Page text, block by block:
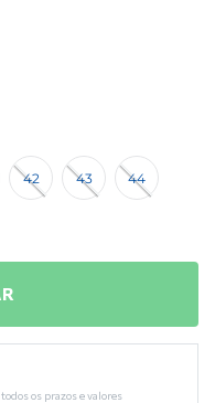
42 43 44
os prazos e valores